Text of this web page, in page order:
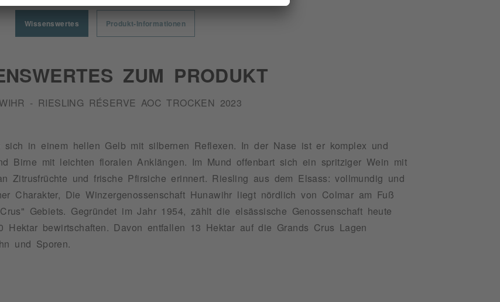
Wissenswertes Produkt-Informationen
ZUM PRODUKT
- RIESLING RÉSERVE AOC TROCKEN 2023
sich in einem hellen Gelb mit silbernen Reflexen. In der Nase ist er komplex und
Birne mit leichten floralen Anklängen. Im Mund offenbart sich ein spritziger Wein mit
Zitrusfrüchte und frische Pfirsiche erinnert. Riesling aus dem Elsass: vollmundig und
Charakter, Die Winzergenossenschaft Hunawihr liegt nördlich von Colmar am Fuß
Gebiets. Gegründet im Jahr 1954, zählt die elsässische Genossenschaft heute
Hektar bewirtschaften. Davon entfallen 13 Hektar auf die Grands Crus Lagen
und Sporen.